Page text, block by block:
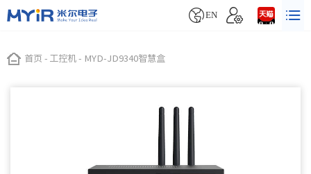

EN 
首页 - 工控机 - MYD-JD9340智慧盒